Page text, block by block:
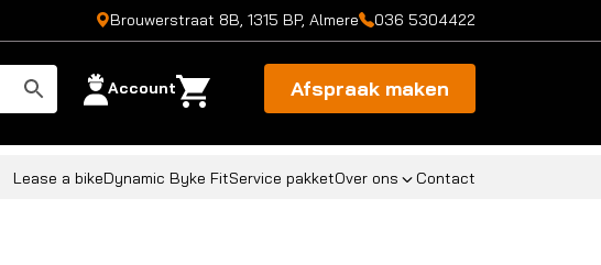
Brouwerstraat 8B, 1315 BP, Almere 036 5304422
Account Afspraak maken
Lease a bikeDynamic Byke FitService pakketOver ons Contact